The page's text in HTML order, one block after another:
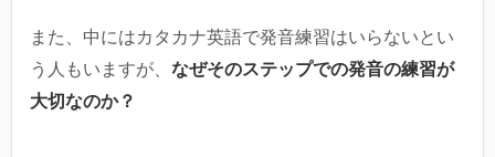
また、中にはカタカナ英語で発音練習はいらないとい
う人もいますが、 なぜそのステップでの発音の練習が
大切なのか？